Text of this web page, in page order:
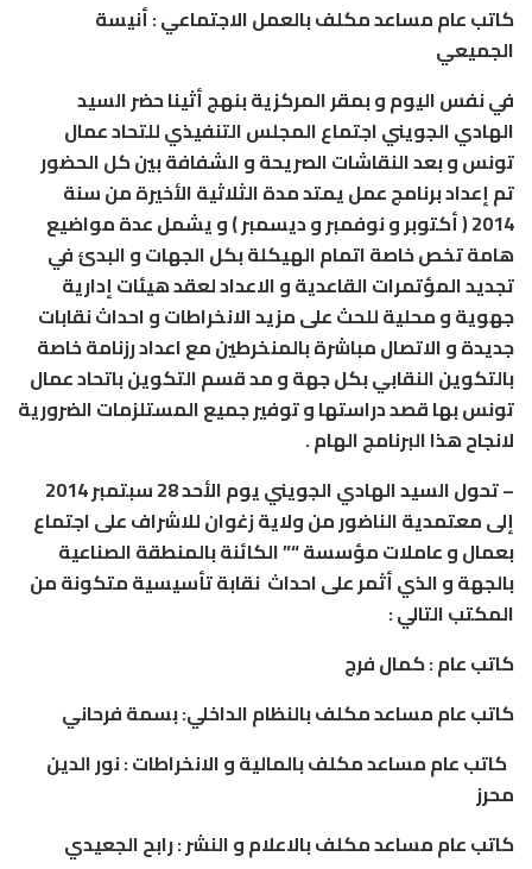
كاتبعاممساعدمكلفبالعملالاجتماعي:أنيسة
الجميعي
فينفساليوموبمقرالمركزيةبنهجأثيناحضرالسيد
الهاديالجوينياجتماعالمجلسالتنفيذيللتحادعمال
تونسوبعدالنقاشاتالصريحةوالشفافةبينكلالحضور
تمإعدادبرنامجعمليمتدمدةالثلاثيةالأخيرةمنسنة
2014 ( أكتوبرونوفمبروديسمبر)ويشملعدةمواضيع
هامةتخصخاصةاتمامالهيكلةبكلالجهاتوالبدئفي
تجديدالمؤتمراتالقاعديةوالاعدادلعقدهيئاتإدارية
جهويةومحليةللحثعلىمزيدالانخراطاتواحداثنقابات
جديدةوالاتصالمباشرةبالمنخرطينمعاعدادرزنامةخاصة
بالتكوينالنقابيبكلجهةومدقسمالتكوينباتحادعمال
تونسبهاقصددراستهاوتوفيرجميعالمستلزماتالضرورية
لانجاحهذاالبرنامجالهام.
–تحولالسيدالهاديالجوينييومالأحد سبتمبر
إلىمعتمديةالناضورمنولايةزغوانللاشرافعلىاجتماع
بعمالوعاملاتمؤسسة“”الكائنةبالمنطقةالصناعية
بالجهةوالذيأثمرعلىاحداث نقابةتأسيسيةمتكونةمن
المكتبالتالي:
كاتبعام:كمالفرج
كاتبعاممساعدمكلفبالنظامالداخلي:بسمةفرحاني
كاتبعاممساعدمكلفبالماليةوالانخراطات:نورالدين
محرز
كاتبعاممساعدمكلفبالاعلاموالنشر:رابحالجعيدي